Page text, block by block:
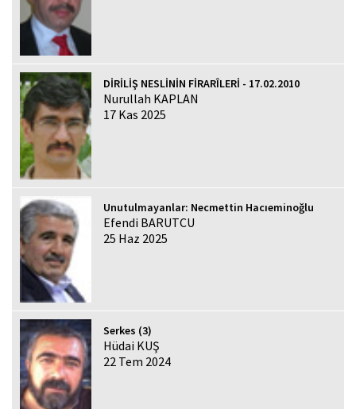
DİRİLİŞ NESLİNİN FİRARÎLERİ - 17.02.2010
Nurullah KAPLAN
17 Kas 2025
Unutulmayanlar: Necmettin Hacıeminoğlu
Efendi BARUTCU
25 Haz 2025
Serkes (3)
Hüdai KUŞ
22 Tem 2024